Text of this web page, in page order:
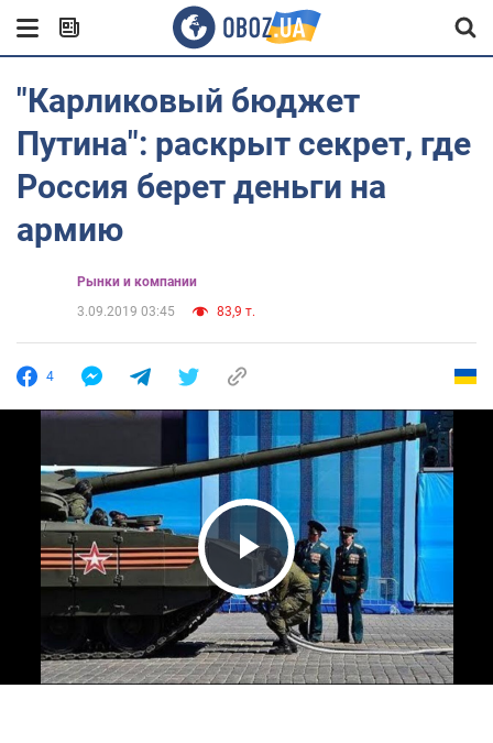
"Карликовый бюджет
Путина": раскрыт секрет, где
Россия берет деньги на
армию
Рынки и компании
3.09.2019 03:45
83,9 т.
4
Play Video